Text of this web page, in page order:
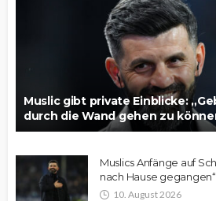
Muslic gibt private Einblicke:
durch die Wand gehen zu
Muslics Anfänge auf
nach Hause gegangen“
10. August 2026